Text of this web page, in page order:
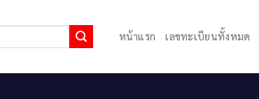
หน้าแรก เลขทะเบียนทั้งหมด